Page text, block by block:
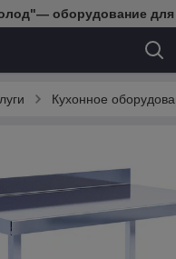
оборудование
Кухонное